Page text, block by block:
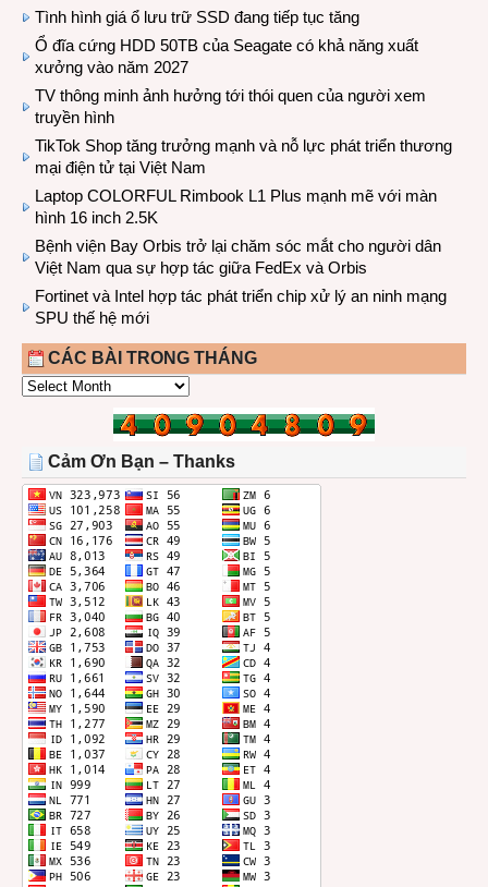
Tình hình giá ổ lưu trữ SSD đang tiếp tục tăng
Ổ đĩa cứng HDD 50TB của Seagate có khả năng xuất
xưởng vào năm 2027
TV thông minh ảnh hưởng tới thói quen của người xem
truyền hình
TikTok Shop tăng trưởng mạnh và nỗ lực phát triển thương
mại điện tử tại Việt Nam
Laptop COLORFUL Rimbook L1 Plus mạnh mẽ với màn
hình 16 inch 2.5K
Bệnh viện Bay Orbis trở lại chăm sóc mắt cho người dân
Việt Nam qua sự hợp tác giữa FedEx và Orbis
Fortinet và Intel hợp tác phát triển chip xử lý an ninh mạng
SPU thế hệ mới
CÁC BÀI TRONG THÁNG
CÁC
THÁNG
Cảm Ơn Bạn – Thanks